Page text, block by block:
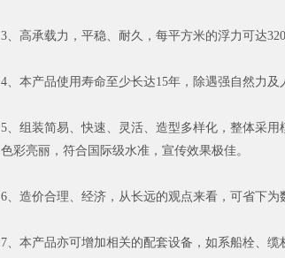
3、高承载力，平稳、耐久，每平方米的浮力可达
4、本产品使用寿命至少长达15年，除遇强自然力
5、组装简易、快速、灵活、造型多样化，整体采
色彩亮丽，符合国际级水准，宣传效果极佳。
6、造价合理、经济，从长远的观点来看，可省下
7、本产品亦可增加相关的配套设备，如系船栓、